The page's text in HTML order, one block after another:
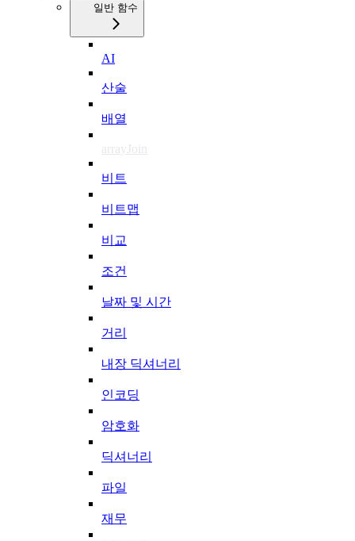
일반 함수
AI
산술
배열
arrayJoin
비트
비트맵
비교
조건
날짜 및 시간
거리
내장 딕셔너리
인코딩
암호화
딕셔너리
파일
재무